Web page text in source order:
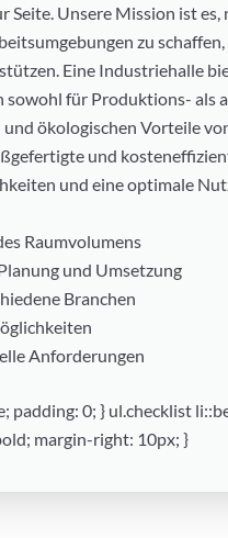
Seite. Unsere Mission ist
zu
Eine Industriehalle
für Produktions- als
ökologischen Vorteile
und
und eine optimale
Raumvolumens
und Umsetzung
Branchen
Anforderungen
padding: 0; } ul.checklist
margin-right: 10px; }